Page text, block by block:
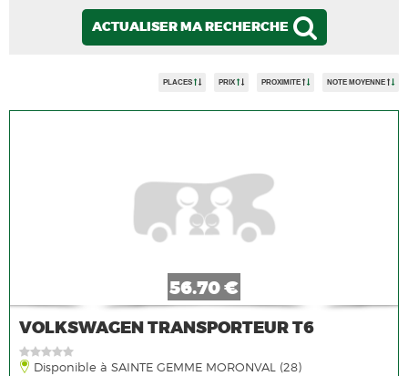
ACTUALISER MA RECHERCHE
PLACES PRIX PROXIMITE NOTE MOYENNE
56.70 €
VOLKSWAGEN TRANSPORTEUR T6
Disponible à SAINTE GEMME MORONVAL (28)